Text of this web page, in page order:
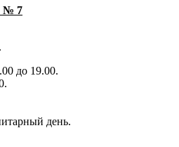
№ 7
до 19.00.
день.